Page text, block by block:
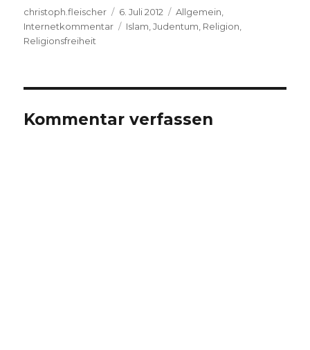
Autor
christoph.fleischer
Veröffentlicht
am
6. Juli 2012 Kategorien
Allgemein
Internetkommentar
Schlagwörter
Islam ,Judentum Religion
Religionsfreiheit
Kommentar verfassen